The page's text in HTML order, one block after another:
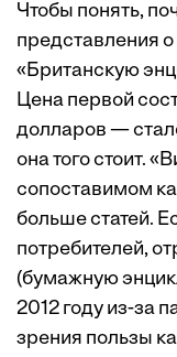
Чтобы понять,
представления
«Британскую
Цена первой
долларов —
она того стоит.
сопоставимом
больше статей.
потребителей,
(бумажную
2012 году из-за
зрения пользы